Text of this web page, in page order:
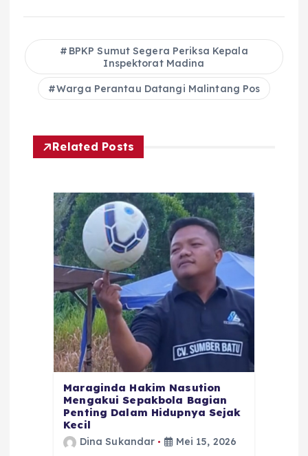
BPKP Sumut Segera Periksa Kepala
Inspektorat Madina
Warga Perantau Datangi Malintang Pos
Related Posts
Maraginda Hakim Nasution
Mengakui Sepakbola Bagian
Penting Dalam Hidupnya Sejak
Kecil
Dina Sukandar Mei 15, 2026